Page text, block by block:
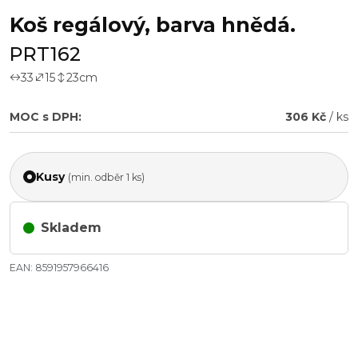
Koš regálový, barva hnědá.
PRT162
33 15 23cm
MOC s DPH: 306 Kč / ks
Kusy (min. odběr 1 ks)
Skladem
EAN: 8591957966416